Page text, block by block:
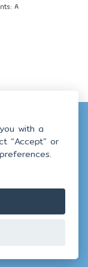
A
with a
“Accept” or